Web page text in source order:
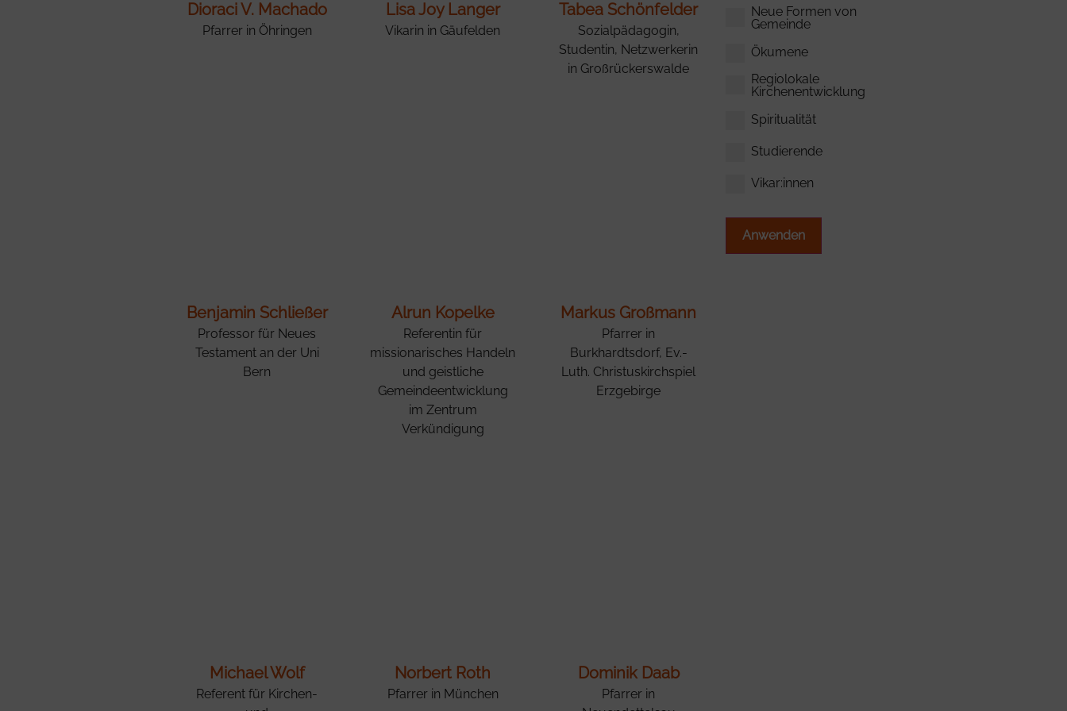
Dioraci V. Machado
Pfarrer in Öhringen
Lisa Joy Langer
Vikarin in Gäufelden
Tabea Schönfelder
Sozialpädagogin,
Studentin, Netzwerkerin
in Großrückerswalde
Benjamin Schließer
Professor für Neues
Testament an der Uni
Bern
Alrun Kopelke
Referentin für
missionarisches Handeln
und geistliche
Gemeindeentwicklung
im Zentrum
Verkündigung
Markus Großmann
Pfarrer in
Burkhardtsdorf, Ev.-
Luth. Christuskirchspiel
Erzgebirge
Michael Wolf
Referent für Kirchen-
Norbert Roth
Pfarrer in München
Dominik Daab
Pfarrer in
Neue Formen von
Gemeinde
Ökumene
Regiolokale
Kirchenentwicklung
Spiritualität
Studierende
Vikar:innen
Anwenden